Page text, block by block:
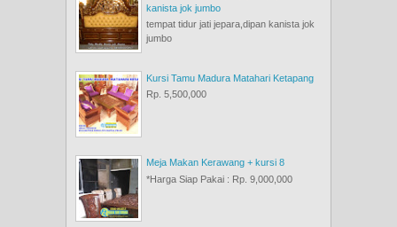
kanista jok jumbo
tempat tidur jati jepara,dipan kanista jok
jumbo
Kursi Tamu Madura Matahari Ketapang
Rp. 5,500,000
Meja Makan Kerawang + kursi 8
*Harga Siap Pakai : Rp. 9,000,000